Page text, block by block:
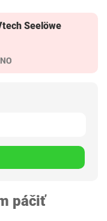
Seelöwe
páčiť